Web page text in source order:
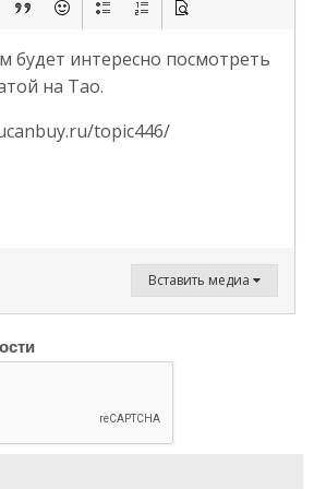
будет интересно посмотреть
на Тао.
topic446/
Вставить медиа